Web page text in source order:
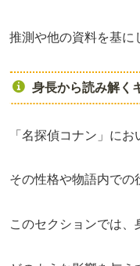
推測や他の資料を基に
身長から読み解く
「名探偵コナン」に
その性格や物語内での
このセクションでは、